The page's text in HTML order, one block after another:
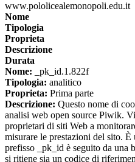
www.pololicealemonopoli.edu.it
Nome
Tipologia
Proprieta
Descrizione
Durata
Nome: _pk_id.1.822f
Tipologia: analitico
Proprieta: Prima parte
Descrizione: Questo nome di
analisi web open source Piwik.
proprietari di siti Web a
misurare le prestazioni del sito.
prefisso _pk_id è seguito da una
si ritiene sia un codice di